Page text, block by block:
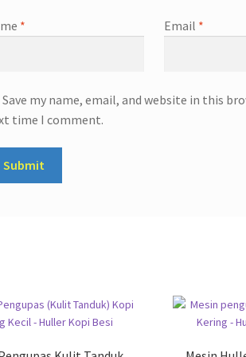
* Email *
Save my name, email, and website in this
time I comment.